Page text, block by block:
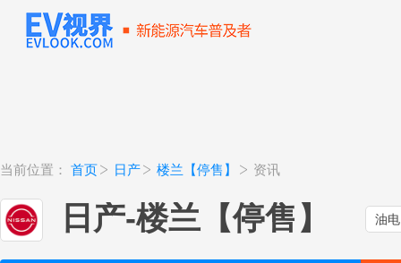
当前位置： 首页 日产 楼兰【停售】 资讯
日产-楼兰【停售】 油电